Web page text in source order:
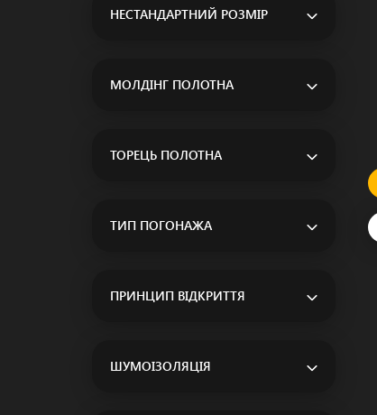
НЕСТАНДАРТНИЙ РОЗМІР
МОЛДІНГ ПОЛОТНА
ТОРЕЦЬ ПОЛОТНА
ТИП ПОГОНАЖА
ПРИНЦИП ВІДКРИТТЯ
ШУМОІЗОЛЯЦІЯ